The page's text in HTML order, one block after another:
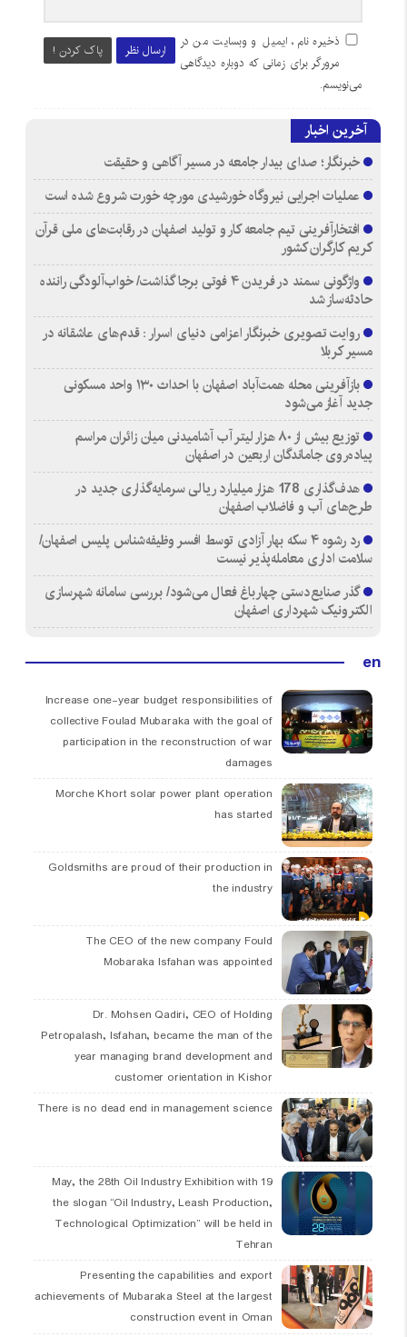
ارسال نظر پاک کردن !
ذخیره نام، ایمیل و وبسایت من در
مرورگر برای زمانی که دوباره دیدگاهی
می‌نویسم.
آخرین اخبار
خبرنگار؛ صدای بیدار جامعه در مسیر آگاهی و حقیقت
عملیات اجرایی نیروگاه خورشیدی مورچه خورت شروع شده است
افتخارآفرینی تیم جامعه کار و تولید اصفهان در رقابت‌های ملی قرآن
کریم کارگران کشور
واژگونی سمند در فریدن ۴ فوتی برجا گذاشت/ خواب‌آلودگی راننده
حادثه‌ساز شد
روایت تصویری خبرنگار اعزامی دنیای اسرار : قدم‌های عاشقانه در
مسیر کربلا
بازآفرینی محله همت‌آباد اصفهان با احداث ۱۳۰ واحد مسکونی
جدید آغاز می‌شود
توزیع بیش از ۸۰ هزار لیتر آب آشامیدنی میان زائران مراسم
پیاده‌روی جاماندگان اربعین در اصفهان
هدف‌گذاری 178 هزار میلیارد ریالی سرمایه‌گذاری جدید در
طرح‌های آب و فاضلاب اصفهان
رد رشوه ۴ سکه بهار آزادی توسط افسر وظیفه‌شناس پلیس اصفهان/
سلامت اداری معامله‌پذیر نیست
گذر صنایع‌دستی چهارباغ فعال می‌شود/ بررسی سامانه شهرسازی
الکترونیک شهرداری اصفهان
en
Increase one-year budget responsibilities of
collective Foulad Mubaraka with the goal of
participation in the reconstruction of war
damages
Morche Khort solar power plant operation
has started
Goldsmiths are proud of their production in
the industry
The CEO of the new company Fould
Mobaraka Isfahan was appointed
Dr. Mohsen Qadiri, CEO of Holding
Petropalash, Isfahan, became the man of the
year managing brand development and
customer orientation in Kishor
There is no dead end in management science
19 May, the 28th Oil Industry Exhibition with
the slogan “Oil Industry, Leash Production,
Technological Optimization” will be held in
Tehran
Presenting the capabilities and export
achievements of Mubaraka Steel at the largest
construction event in Oman